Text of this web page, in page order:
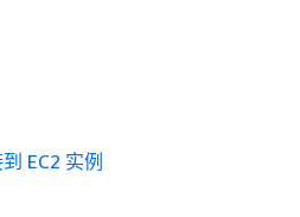
EC2 实例